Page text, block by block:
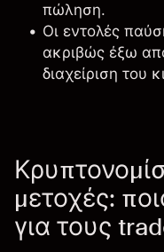
πώληση.
Οι εντολές
ακριβώς έξω
διαχείριση του
μετοχές:
για τους